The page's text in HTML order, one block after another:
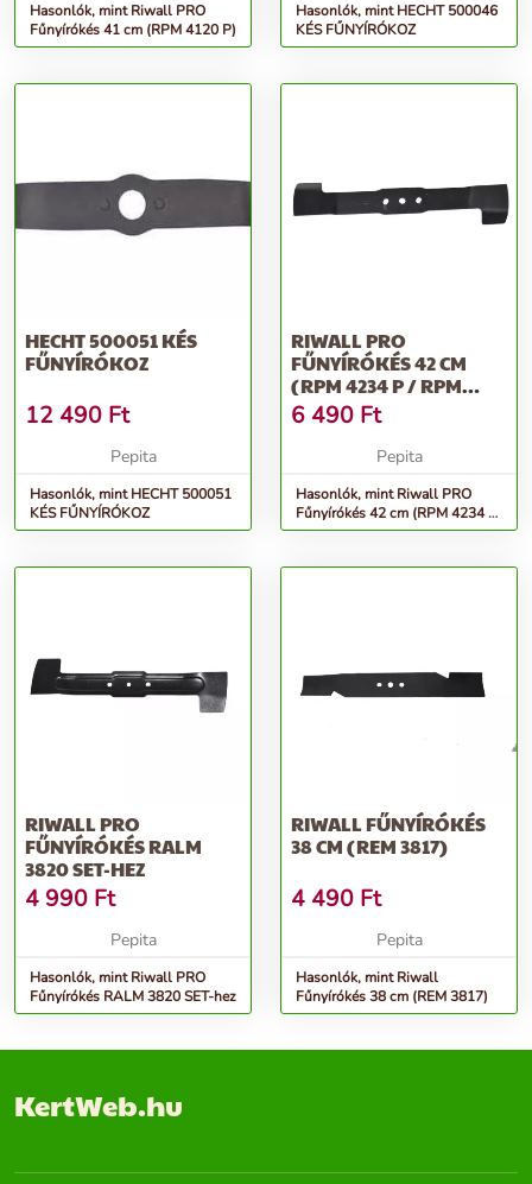
Hasonlók, mint Riwall PRO
Fűnyírókés 41 cm (RPM 4120 P)
Hasonlók, mint HECHT 500046
KÉS FŰNYÍRÓKOZ
HECHT 500051 KÉS
FŰNYÍRÓKOZ
12 490 Ft
Pepita
Hasonlók, mint HECHT 500051
KÉS FŰNYÍRÓKOZ
RIWALL PRO
FŰNYÍRÓKÉS 42 CM
(RPM 4234 P / RPM
4234)
6 490 Ft
Pepita
Hasonlók, mint Riwall PRO
Fűnyírókés 42 cm (RPM 4234 P
/ RPM 4234)
RIWALL PRO
FŰNYÍRÓKÉS RALM
3820 SET-HEZ
4 990 Ft
Pepita
Hasonlók, mint Riwall PRO
Fűnyírókés RALM 3820 SET-hez
RIWALL FŰNYÍRÓKÉS
38 CM (REM 3817)
4 490 Ft
Pepita
Hasonlók, mint Riwall
Fűnyírókés 38 cm (REM 3817)
KertWeb.hu